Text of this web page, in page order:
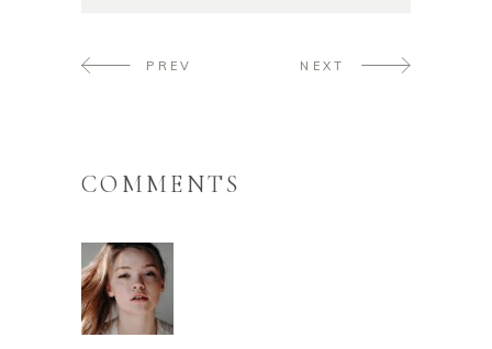
PREV NEXT
COMMENTS